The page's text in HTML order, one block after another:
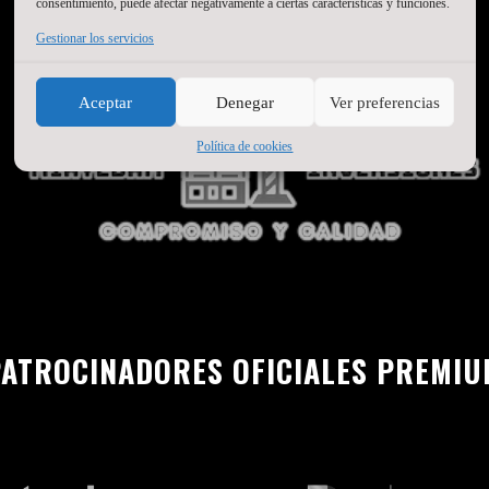
Gestionar los servicios
Aceptar Denegar Ver preferencias
Política de cookies
OFICIALES